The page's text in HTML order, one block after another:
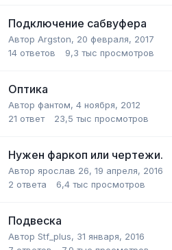
Подключение сабвуфера
Автор Argston, 20 февраля, 2017
14 ответов 9,3 тыс просмотров
Оптика
Автор фантом, 4 ноября, 2012
21 ответ 23,5 тыс просмотров
Нужен фаркоп или чертежи.
Автор ярослав 26, 19 апреля, 2016
2 ответа 6,4 тыс просмотров
Подвеска
Автор Stf_plus, 31 января, 2016